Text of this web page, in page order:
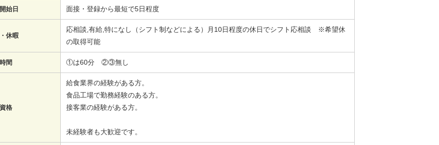
始日 面接・登録から最短で5日程度
休暇
応相談,有給,特になし（シフト制などによる）月10日程度の休日でシフト応相談 ※希望休
の取得可能
間 ①は60分 ②③無し
格
給食業界の経験がある方。
食品工場で勤務経験のある方。
接客業の経験がある方。
未経験者も大歓迎です。